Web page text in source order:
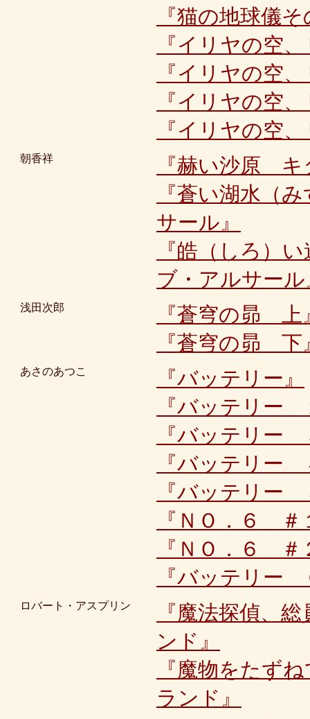
『猫の地球儀
『イリヤの空
『イリヤの空
『イリヤの空
『イリヤの空
朝香祥
『赫い沙原 キ
『蒼い湖水（
サール』
『皓（しろ）
ブ・アルサール
浅田次郎
『蒼穹の昴 上
『蒼穹の昴 下
あさのあつこ
『バッテリー』
『バッテリー
『バッテリー
『バッテリー
『バッテリー
『ＮＯ．６ ＃
『ＮＯ．６ ＃
『バッテリー
ロバート・アスプリン
『魔法探偵、
ンド』
『魔物をたず
ランド』